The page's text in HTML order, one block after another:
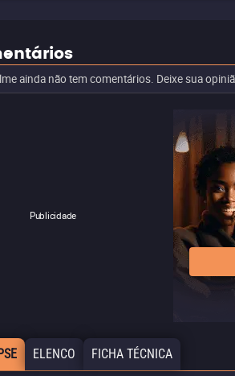
ainda não tem comentários. Deixe sua
Publicidade
ELENCO FICHA TÉCNICA